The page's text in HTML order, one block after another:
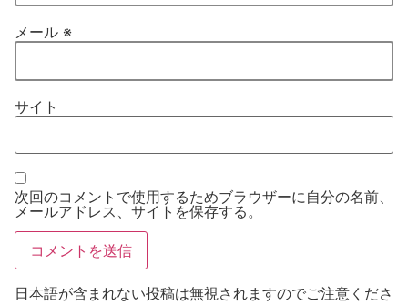
メール ※
サイト
次回のコメントで使用するためブラウザーに自分の名前、
メールアドレス、サイトを保存する。
日本語が含まれない投稿は無視されますのでご注意くださ